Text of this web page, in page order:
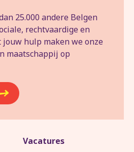
25.000 andere Belgen
rechtvaardige en
hulp maken we onze
maatschappij op
Vacatures